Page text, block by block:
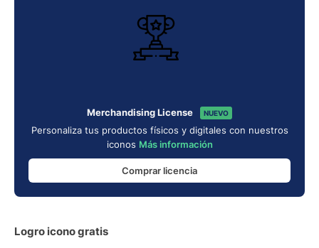
Merchandising License NUEVO
Personaliza tus productos físicos y digitales con nuestros
iconos Más información
Comprar licencia
Logro icono gratis